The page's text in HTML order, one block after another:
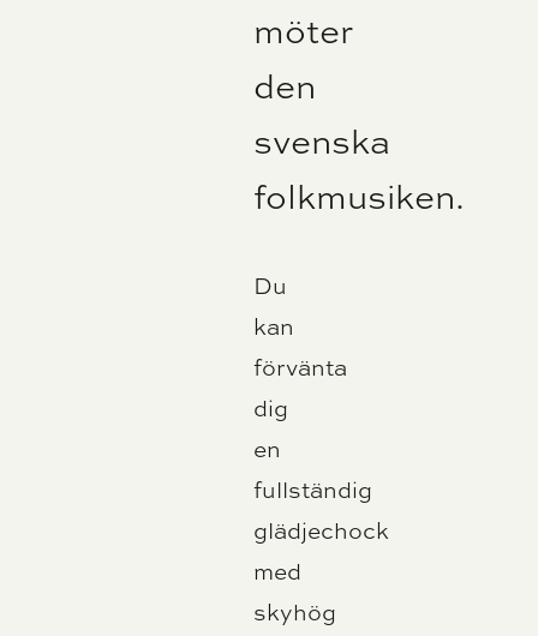
möter
den
svenska
folkmusiken.
Du
kan
förvänta
dig
en
fullständig
glädjechock
med
skyhög